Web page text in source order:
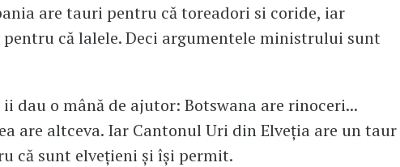
are tauri pentru că toreadori si coride, iar
pentru că lalele. Deci argumentele ministrului sunt
dau o mână de ajutor: Botswana are rinoceri...
are altceva. Iar Cantonul Uri din Elveția are un taur
că sunt elvețieni și își permit.